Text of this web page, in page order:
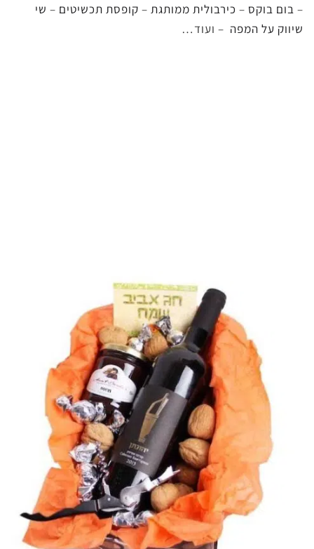
– בום בוקס – כירבולית ממותגת – קופסת תכשיטים – שי
שיווק על המפה – ועוד…